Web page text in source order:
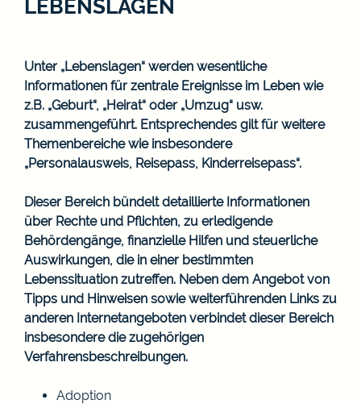
LEBENSLAGEN
Unter „Lebenslagen“ werden wesentliche
Informationen für zentrale Ereignisse im Leben wie
z.B. „Geburt“, „Heirat“ oder „Umzug“ usw.
zusammengeführt. Entsprechendes gilt für weitere
Themenbereiche wie insbesondere
„Personalausweis, Reisepass, Kinderreisepass“.
Dieser Bereich bündelt detaillierte Informationen
über Rechte und Pflichten, zu erledigende
Behördengänge, finanzielle Hilfen und steuerliche
Auswirkungen, die in einer bestimmten
Lebenssituation zutreffen. Neben dem Angebot von
Tipps und Hinweisen sowie weiterführenden Links zu
anderen Internetangeboten verbindet dieser Bereich
insbesondere die zugehörigen
Verfahrensbeschreibungen.
Adoption